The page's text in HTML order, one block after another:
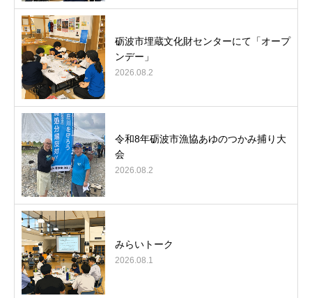
砺波市埋蔵文化財センターにて「オープ
ンデー」
2026.08.2
令和8年砺波市漁協あゆのつかみ捕り大
会
2026.08.2
みらいトーク
2026.08.1